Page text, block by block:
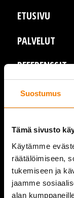
Suostumus
Tämä sivusto
Käytämme
räätälöimiseen,
tukemiseen ja
jaamme
alan
ETUSIVU
PALVELUT
REFERENSSIT
YRITYS